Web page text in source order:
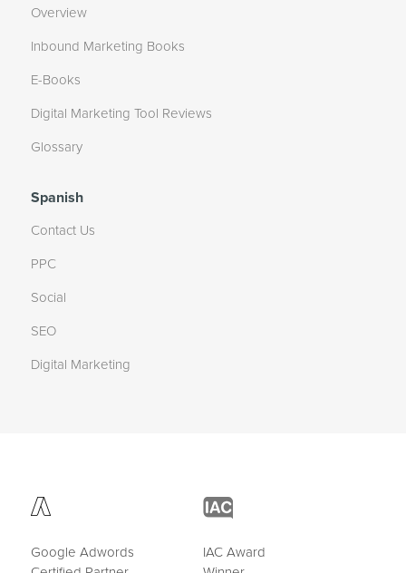
Overview
Inbound Marketing Books
E-Books
Digital Marketing Tool Reviews
Glossary
Spanish
Contact Us
PPC
Social
SEO
Digital Marketing
Google Adwords
IAC Award